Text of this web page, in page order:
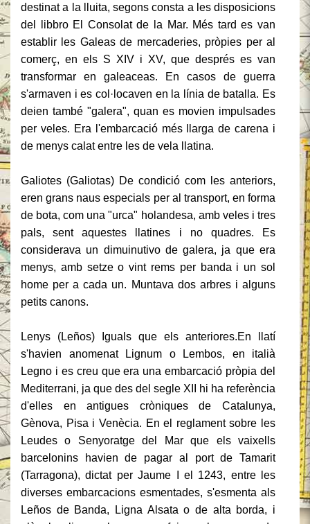
destinat a la lluita, segons consta a les disposicions
del libbro El Consolat de la Mar. Més tard es van
establir les Galeas de mercaderies, pròpies per al
comerç, en els S XIV i XV, que després es van
transformar en galeaceas.
En casos de guerra
s'armaven i es col·locaven en la línia de batalla. Es
deien també "galera", quan es movien impulsades
per veles. Era l'embarcació més llarga de carena i
de menys calat entre les de vela llatina.
Galiotes (Galiotas) De condició com les anteriors,
eren grans naus especials per al transport, en forma
de bota, com una "urca" holandesa, amb veles i tres
pals, sent aquestes llatines i no quadres.
Es
considerava un dimuinutivo de galera, ja que era
menys, amb setze o vint rems per banda i un sol
home per a cada un. Muntava dos arbres i alguns
petits canons.
Lenys (Leños) Iguals que els anteriores.En llatí
s'havien anomenat Lignum o Lembos, en italià
Legno i es creu que era una embarcació pròpia del
Mediterrani, ja que des del segle XII hi ha referència
d'elles en antigues cròniques de Catalunya,
Gènova, Pisa i Venècia. En el reglament sobre les
Leudes o Senyoratge del Mar que els vaixells
barcelonins havien de pagar al port de Tamarit
(Tarragona), dictat per Jaume I el 1243, entre les
diverses embarcacions esmentades, s'esmenta als
Leños de Banda, Ligna Alsata o de alta borda, i